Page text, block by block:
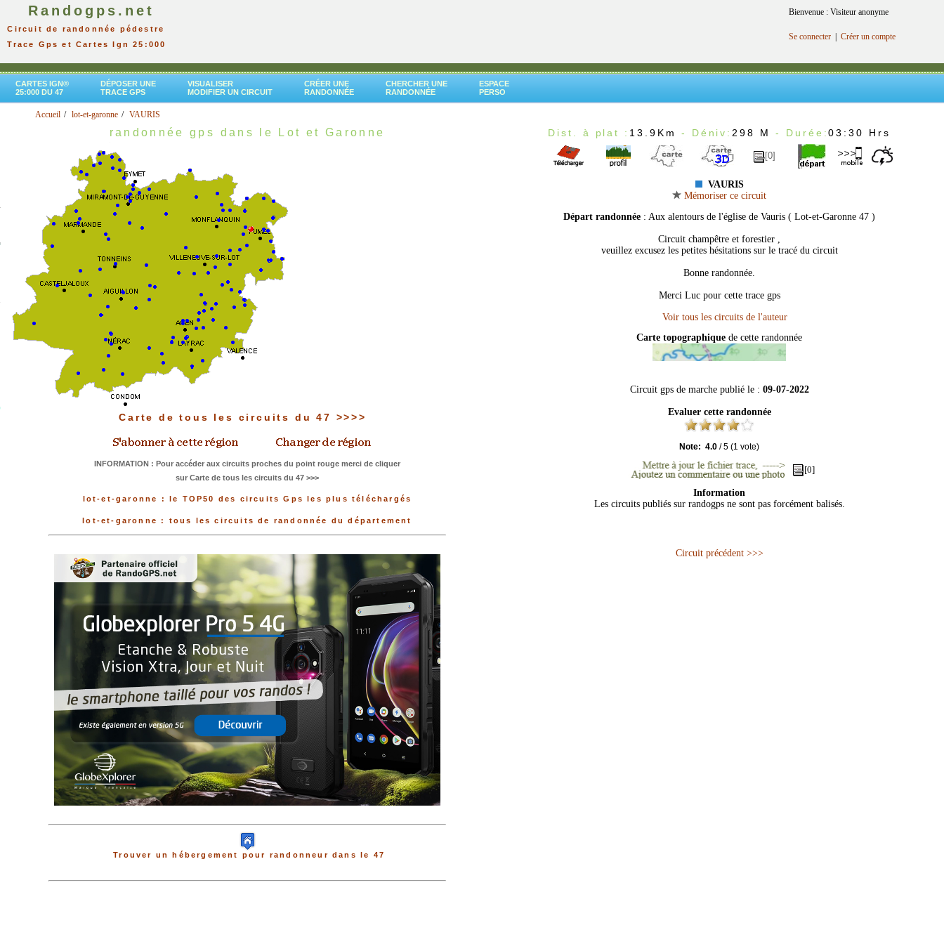
Randogps.net
Circuit de randonnée pédestre
Trace Gps et Cartes Ign 25:000
Bienvenue : Visiteur anonyme
Se connecter Créer un compte
CARTES IGN®
25:000 DU 47
DÉPOSER UNE
TRACE GPS
VISUALISER
MODIFIER UN CIRCUIT
CRÉER UNE
RANDONNÉE
CHERCHER UNE
RANDONNÉE
ESPACE
PERSO
Accueil lot-et-garonne VAURIS
randonnée gps dans le Lot et Garonne
Carte de tous les circuits du 47 >>>>
INFORMATION : Pour accéder aux circuits proches du point rouge merci de cliquer
sur Carte de tous les circuits du 47 >>>
lot-et-garonne : le TOP50 des circuits Gps les plus téléchargés
lot-et-garonne : tous les circuits de randonnée du département
Trouver un hébergement pour randonneur dans le 47
Dist. à plat : 13.9Km - Déniv: 298 M - Durée:03:30 Hrs
[0]
VAURIS
Mémoriser ce circuit
Départ randonnée : Aux alentours de l'église de Vauris ( Lot-et-Garonne 47 )
Circuit champêtre et forestier ,
veuillez excusez les petites hésitations sur le tracé du circuit
Bonne randonnée.
Merci Luc pour cette trace gps
Carte topographique de cette randonnée
Circuit gps de marche publié le : 09-07-2022
Evaluer cette randonnée
Note: 4.0 /5 (1 vote)
[0]
Information
Les circuits publiés sur randogps ne sont pas forcément balisés.
Circuit précédent >>>